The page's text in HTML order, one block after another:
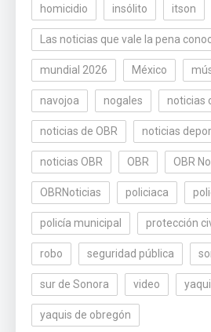
homicidio insólito itson
Las noticias que vale la pena
mundial 2026 México
navojoa nogales noticias
noticias de OBR noticias
noticias OBR OBR OBR
OBRNoticias policiaca
policía municipal protección
robo seguridad pública
sur de Sonora video
yaquis de obregón